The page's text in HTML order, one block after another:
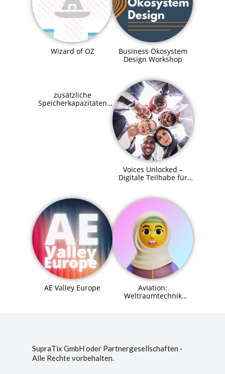
Wizard of OZ
Business Ökosystem
Design Workshop
zusätzliche
Speicherkapazitäten
Voices Unlocked –
Digitale Teilhabe für
AE Valley Europe
Aviation:
Weltraumtechnik
SupraTix GmbH oder Partnergesellschaften -
Alle Rechte vorbehalten.